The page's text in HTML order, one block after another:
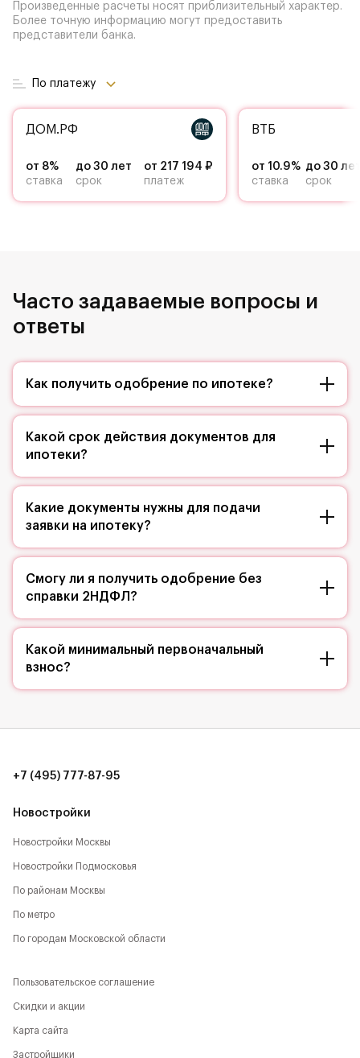
Произведенные расчеты носят приблизительный характер.
Более точную информацию могут предоставить
представители банка.
По платежу
ДОМ.РФ
от 8%
ставка
до 30 лет
срок
от 217 194 ₽
платеж
ВТБ
от 10.9%
ставка
до 30
срок
Часто задаваемые вопросы и
ответы
Как получить одобрение по ипотеке?
Какой срок действия документов для
ипотеки?
Какие документы нужны для подачи
заявки на ипотеку?
Смогу ли я получить одобрение без
справки 2НДФЛ?
Какой минимальный первоначальный
взнос?
Новостройки
Новостройки Москвы
Новостройки Подмосковья
По районам Москвы
По метро
По городам Московской области
+7 (495) 777-87-95
Пользовательское соглашение
Скидки и акции
Карта сайта
Застройщики